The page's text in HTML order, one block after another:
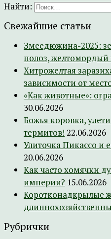
Найти:
Свежайшие статьи
Змеедюжина-2025:
полоз, желтомордый
Хитрожелтая
зависимости от
«Как животные»:
30.06.2026
Божья коровка,
термитов! 22.06.2026
Улиточка Пикассо и
20.06.2026
Как часто хомячки
империи? 15.06.2026
Коротконадкрылые
Рубрички